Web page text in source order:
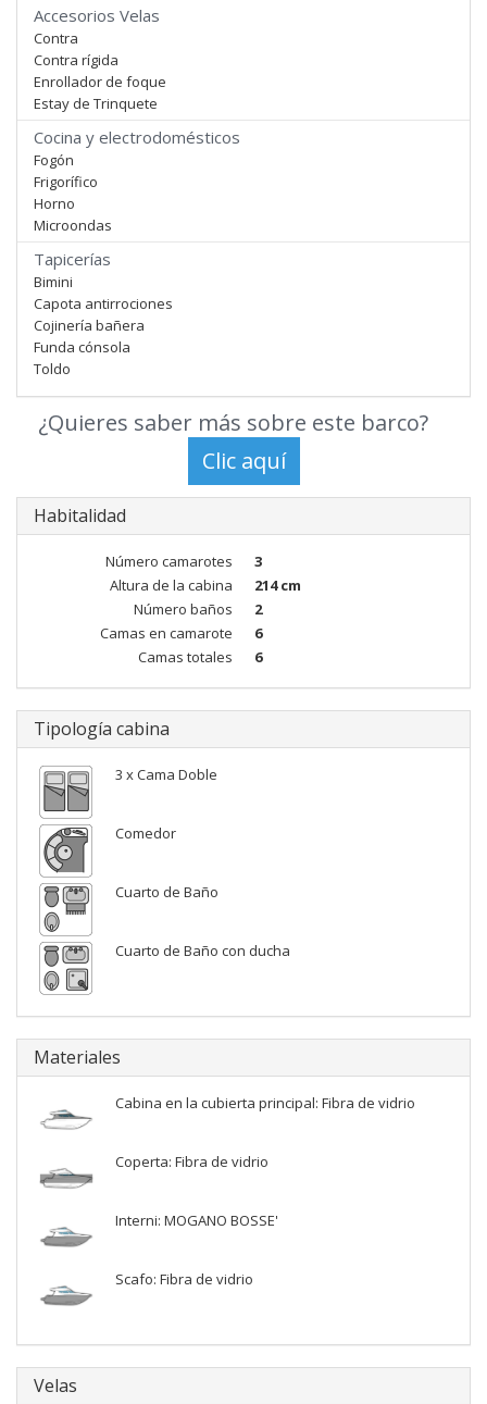
Accesorios Velas
Contra
Contra rígida
Enrollador de foque
Estay de Trinquete
Cocina y electrodomésticos
Fogón
Frigorífico
Horno
Microondas
Tapicerías
Bimini
Capota antirrociones
Cojinería bañera
Funda cónsola
Toldo
¿Quieres saber más sobre este barco?
Habitalidad
Número camarotes
3
Altura de la cabina
214 cm
Número baños
2
Camas en camarote
6
Camas totales
6
Tipología cabina
3 x Cama Doble
Comedor
Cuarto de Baño
Cuarto de Baño con ducha
Materiales
Cabina en la cubierta principal: Fibra de vidrio
Coperta: Fibra de vidrio
Interni: MOGANO BOSSE'
Scafo: Fibra de vidrio
Velas